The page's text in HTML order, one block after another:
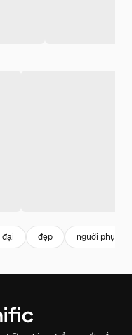
đại đẹp người phụ nữ